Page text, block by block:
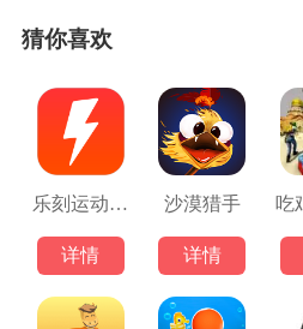
猜你喜欢
乐刻运动健身平台
详情
沙漠猎手
详情